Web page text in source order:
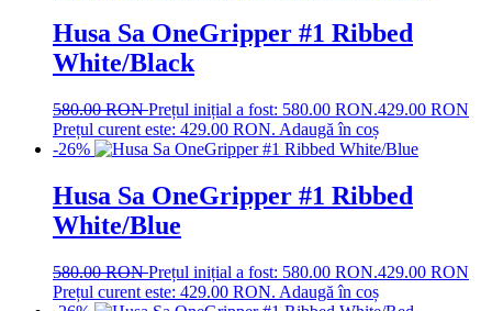
Husa Sa OneGripper #1 Ribbed
White/Black
580.00RONPrețul inițial a fost: 580.00 RON.429.00 RON
Prețul curent este: 429.00 RON. Adaugă în coș
-26%
Husa Sa OneGripper #1 Ribbed
White/Blue
580.00RONPrețul inițial a fost: 580.00 RON.429.00 RON
Prețul curent este: 429.00 RON. Adaugă în coș